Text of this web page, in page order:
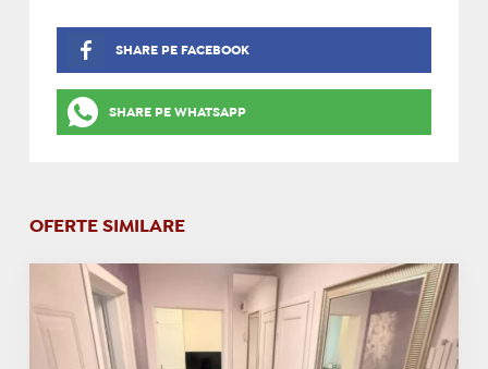
SHARE PE FACEBOOK
SHARE PE WHATSAPP
OFERTE SIMILARE